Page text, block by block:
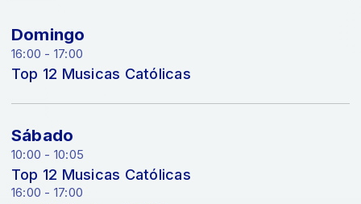
Domingo
16:00 - 17:00
Top 12 Musicas Católicas
Sábado
10:00 - 10:05
Top 12 Musicas Católicas
16:00 - 17:00